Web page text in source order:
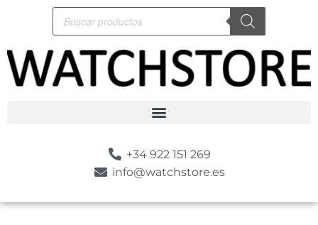
+34 922 151 269
info@watchstore.es